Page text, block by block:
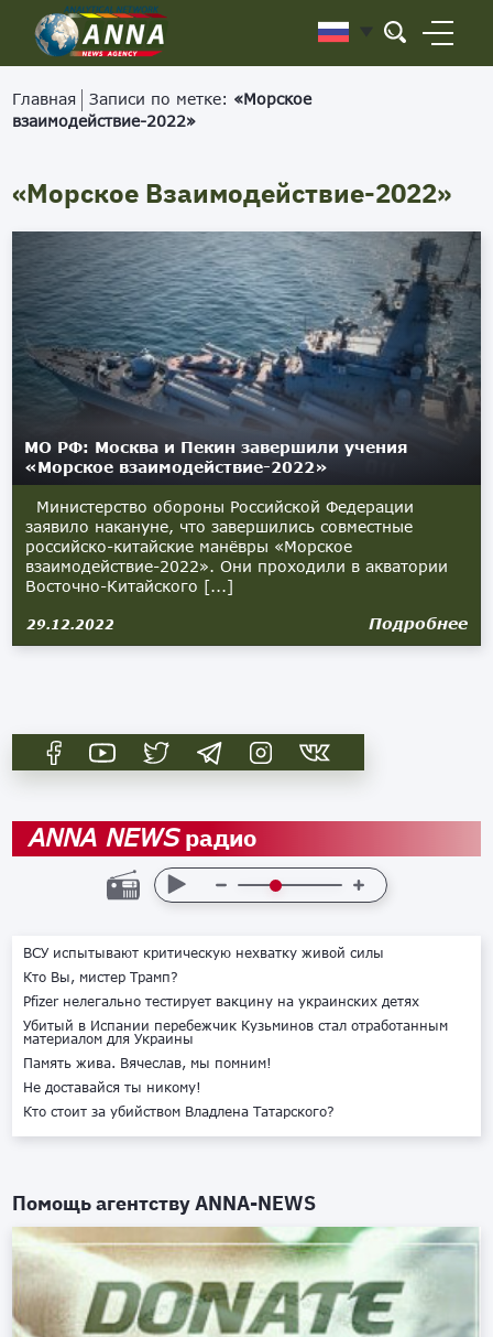
Главная Записи по метке: «Морское
взаимодействие-2022»
«Морское Взаимодействие-2022»
МО РФ: Москва и Пекин завершили учения
«Морское взаимодействие-2022»
Министерство обороны Российской Федерации
заявило накануне, что завершились совместные
российско-китайские манёвры «Морское
взаимодействие-2022». Они проходили в акватории
Восточно-Китайского [...]
29.12.2022 Подробнее
ANNA NEWSрадио
ВСУ испытывают критическую нехватку живой силы
Кто Вы, мистер Трамп?
Pfizer нелегально тестирует вакцину на украинских детях
Убитый в Испании перебежчик Кузьминов стал отработанным
материалом для Украины
Память жива. Вячеслав, мы помним!
Не доставайся ты никому!
Кто стоит за убийством Владлена Татарского?
Помощь агентствуANNA-NEWS